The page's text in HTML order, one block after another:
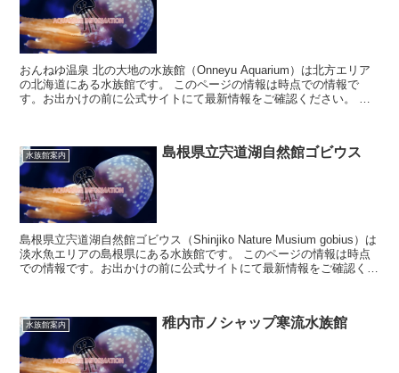
おんねゆ温泉 北の大地の水族館（Onneyu Aquarium）は北方エリア
の北海道にある水族館です。 このページの情報は時点での情報で
す。お出かけの前に公式サイトにて最新情報をご確認ください。 お
水族館案内 島根県立宍道湖自然館ゴビウス
島根県立宍道湖自然館ゴビウス（Shinjiko Nature Musium gobius）は
淡水魚エリアの島根県にある水族館です。 このページの情報は時点
での情報です。お出かけの前に公式サイトにて最新情報をご確認くだ
水族館案内 稚内市ノシャップ寒流水族館